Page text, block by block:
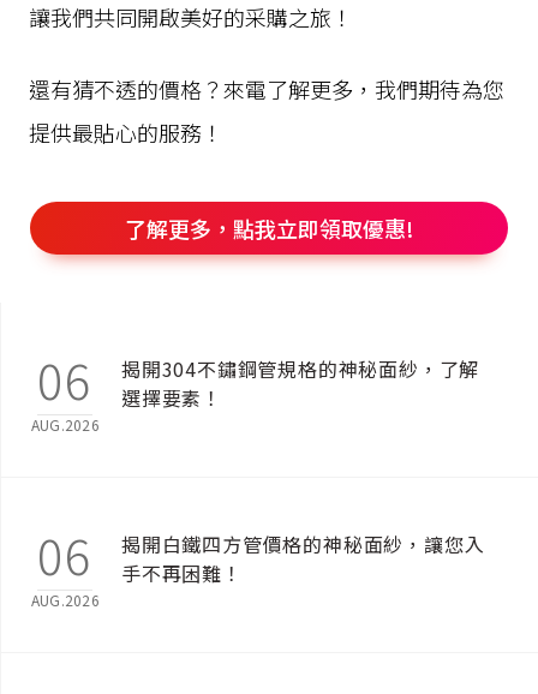
讓我們共同開啟美好的采購之旅！
還有猜不透的價格？來電了解更多，我們期待為您
提供最貼心的服務！
了解更多，點我立即領取優惠!
06
AUG.2026
揭開304不鏽鋼管規格的神秘面紗，了解
選擇要素！
06
AUG.2026
揭開白鐵四方管價格的神秘面紗，讓您入
手不再困難！